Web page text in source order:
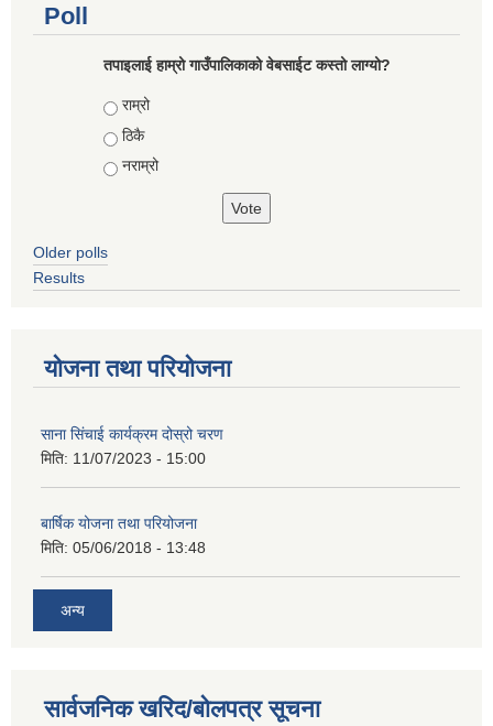
Poll
तपाइलाई हाम्रो गाउँपालिकाको वेबसाईट कस्तो लाग्यो?
Choices
राम्रो
ठिकै
नराम्रो
Older polls
Results
योजना तथा परियोजना
साना सिंचाई कार्यक्रम दोस्रो चरण
मिति: 11/07/2023 - 15:00
बार्षिक योजना तथा परियोजना
मिति: 05/06/2018 - 13:48
अन्य
सार्वजनिक खरिद/बोलपत्र सूचना